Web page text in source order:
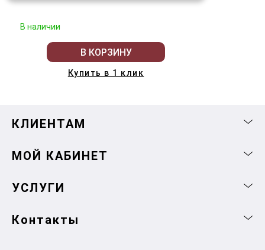
В наличии
В КОРЗИНУ
Купить в 1 клик
КЛИЕНТАМ
МОЙ КАБИНЕТ
УСЛУГИ
Контакты